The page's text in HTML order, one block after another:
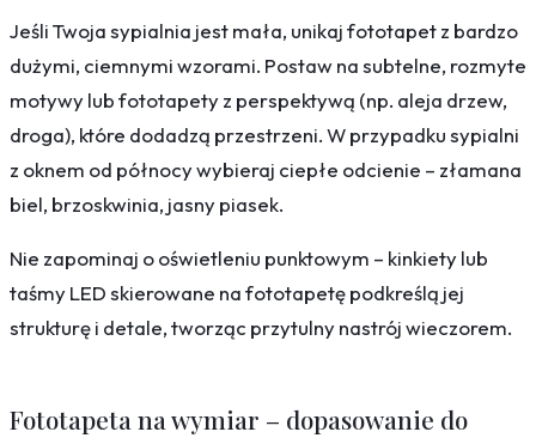
Jeśli Twoja sypialnia jest mała, unikaj fototapet z bardzo
dużymi, ciemnymi wzorami. Postaw na subtelne, rozmyte
motywy lub fototapety z perspektywą (np. aleja drzew,
droga), które dodadzą przestrzeni. W przypadku sypialni
z oknem od północy wybieraj ciepłe odcienie – złamana
biel, brzoskwinia, jasny piasek.
Nie zapominaj o oświetleniu punktowym – kinkiety lub
taśmy LED skierowane na fototapetę podkreślą jej
strukturę i detale, tworząc przytulny nastrój wieczorem.
Fototapeta na wymiar – dopasowanie do